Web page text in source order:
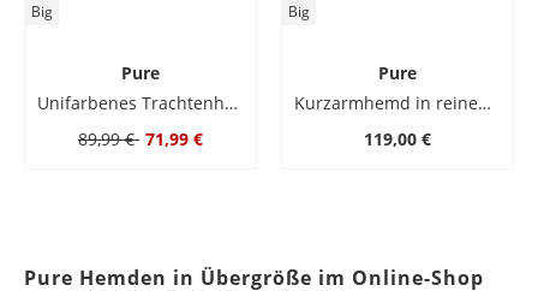
Big
Pure
Unifarbenes Trachtenhemd mit Stehkragen und Hornknöpfen
89,99 € 71,99 €
Big
Pure
Kurzarmhemd in reinem Leinen
119,00 €
Pure Hemden in Übergröße im Online-Shop